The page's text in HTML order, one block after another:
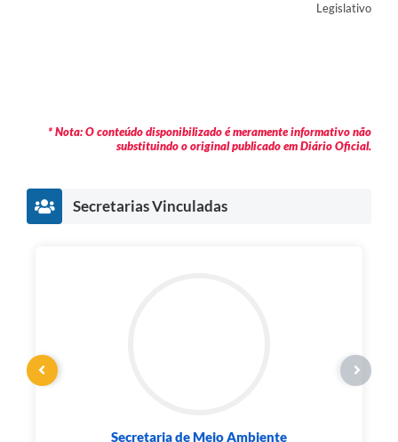
Legislativo
* Nota: O conteúdo disponibilizado é meramente informativo não
substituindo o original publicado em Diário Oficial.
Secretarias Vinculadas
Secretaria de Meio Ambiente